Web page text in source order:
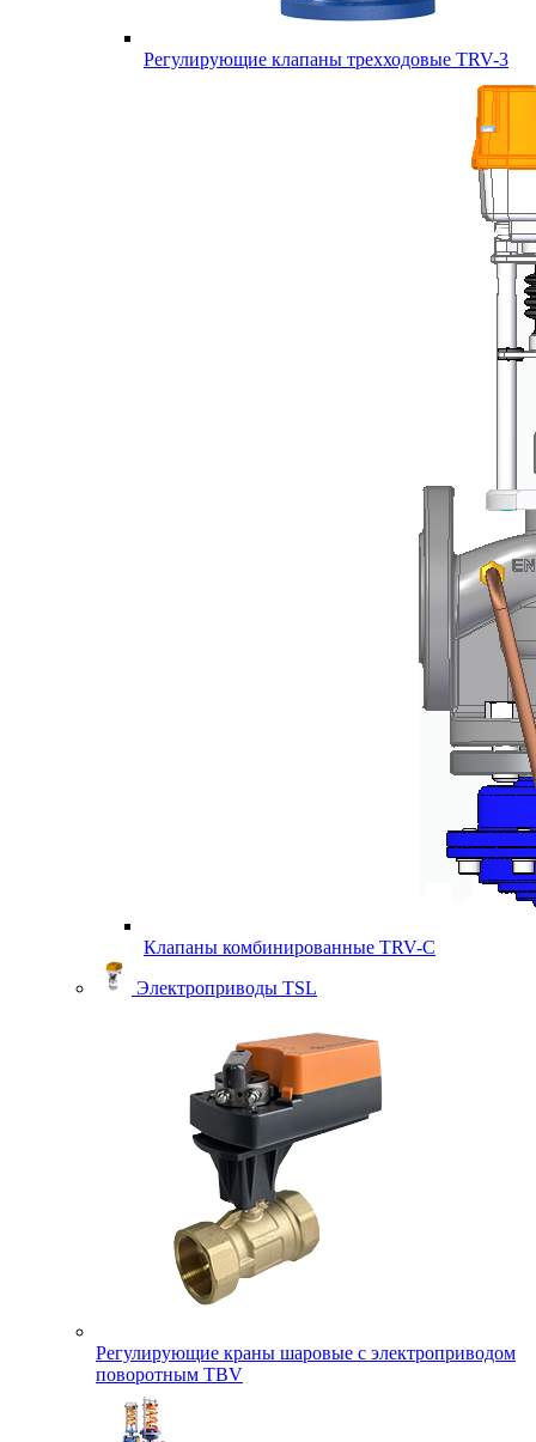
Регулирующие клапаны трехходовые TRV-3
Клапаны комбинированные TRV-С
Электроприводы TSL
Регулирующие краны шаровые с электроприводом
поворотным TBV